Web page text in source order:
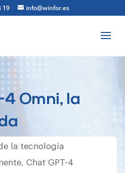
19 info@winfor.es
Omni, la
la tecnología
Chat GPT-4